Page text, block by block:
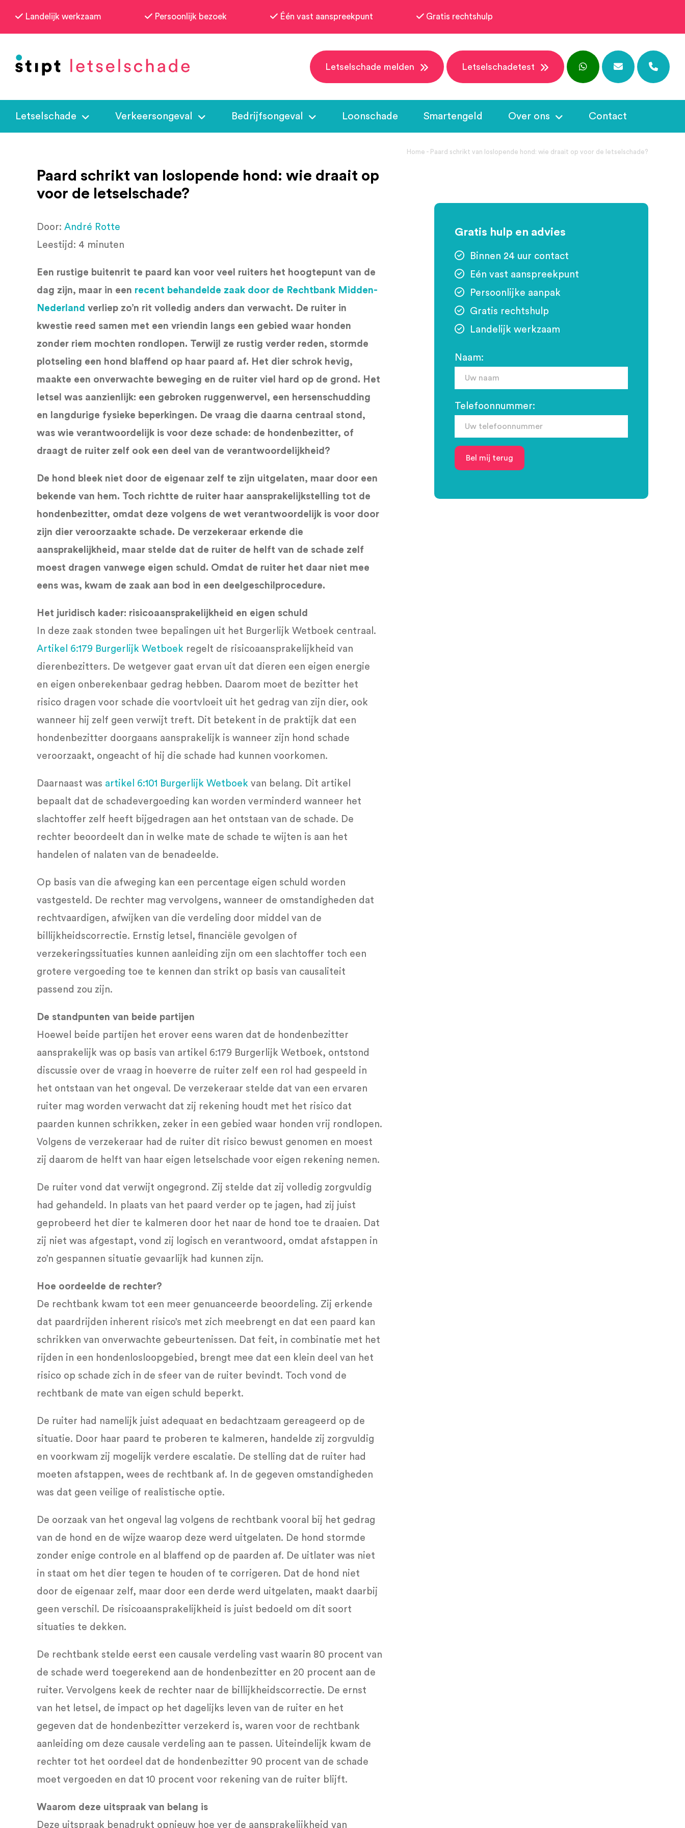
Landelijk werkzaam Persoonlijk bezoek Één vast aanspreekpunt Gratis rechtshulp
Letselschade melden Letselschadetest
Letselschade Verkeersongeval Bedrijfsongeval Loonschade Smartengeld Over ons Contact
Home - Paard schrikt van loslopende hond: wie draait op voor de letselschade?
Paard schrikt van loslopende hond: wie draait op
voor de letselschade?
Door: André Rotte
Leestijd: 4 minuten
Een rustige buitenrit te paard kan voor veel ruiters het hoogtepunt van de
dag zijn, maar in een recent behandelde zaak door de Rechtbank Midden-
Nederland verliep zo’n rit volledig anders dan verwacht. De ruiter in
kwestie reed samen met een vriendin langs een gebied waar honden
zonder riem mochten rondlopen. Terwijl ze rustig verder reden, stormde
plotseling een hond blaffend op haar paard af. Het dier schrok hevig,
maakte een onverwachte beweging en de ruiter viel hard op de grond. Het
letsel was aanzienlijk: een gebroken ruggenwervel, een hersenschudding
en langdurige fysieke beperkingen. De vraag die daarna centraal stond,
was wie verantwoordelijk is voor deze schade: de hondenbezitter, of
draagt de ruiter zelf ook een deel van de verantwoordelijkheid?
De hond bleek niet door de eigenaar zelf te zijn uitgelaten, maar door een
bekende van hem. Toch richtte de ruiter haar aansprakelijkstelling tot de
hondenbezitter, omdat deze volgens de wet verantwoordelijk is voor door
zijn dier veroorzaakte schade. De verzekeraar erkende die
aansprakelijkheid, maar stelde dat de ruiter de helft van de schade zelf
moest dragen vanwege eigen schuld. Omdat de ruiter het daar niet mee
eens was, kwam de zaak aan bod in een deelgeschilprocedure.
Het juridisch kader: risicoaansprakelijkheid en eigen schuld
In deze zaak stonden twee bepalingen uit het Burgerlijk Wetboek centraal.
Artikel 6:179 Burgerlijk Wetboek regelt de risicoaansprakelijkheid van
dierenbezitters. De wetgever gaat ervan uit dat dieren een eigen energie
en eigen onberekenbaar gedrag hebben. Daarom moet de bezitter het
risico dragen voor schade die voortvloeit uit het gedrag van zijn dier, ook
wanneer hij zelf geen verwijt treft. Dit betekent in de praktijk dat een
hondenbezitter doorgaans aansprakelijk is wanneer zijn hond schade
veroorzaakt, ongeacht of hij die schade had kunnen voorkomen.
Daarnaast was artikel 6:101 Burgerlijk Wetboek van belang. Dit artikel
bepaalt dat de schadevergoeding kan worden verminderd wanneer het
slachtoffer zelf heeft bijgedragen aan het ontstaan van de schade. De
rechter beoordeelt dan in welke mate de schade te wijten is aan het
handelen of nalaten van de benadeelde.
Op basis van die afweging kan een percentage eigen schuld worden
vastgesteld. De rechter mag vervolgens, wanneer de omstandigheden dat
rechtvaardigen, afwijken van die verdeling door middel van de
billijkheidscorrectie. Ernstig letsel, financiële gevolgen of
verzekeringssituaties kunnen aanleiding zijn om een slachtoffer toch een
grotere vergoeding toe te kennen dan strikt op basis van causaliteit
passend zou zijn.
De standpunten van beide partijen
Hoewel beide partijen het erover eens waren dat de hondenbezitter
aansprakelijk was op basis van artikel 6:179 Burgerlijk Wetboek, ontstond
discussie over de vraag in hoeverre de ruiter zelf een rol had gespeeld in
het ontstaan van het ongeval. De verzekeraar stelde dat van een ervaren
ruiter mag worden verwacht dat zij rekening houdt met het risico dat
paarden kunnen schrikken, zeker in een gebied waar honden vrij rondlopen.
Volgens de verzekeraar had de ruiter dit risico bewust genomen en moest
zij daarom de helft van haar eigen letselschade voor eigen rekening nemen.
De ruiter vond dat verwijt ongegrond. Zij stelde dat zij volledig zorgvuldig
had gehandeld. In plaats van het paard verder op te jagen, had zij juist
geprobeerd het dier te kalmeren door het naar de hond toe te draaien. Dat
zij niet was afgestapt, vond zij logisch en verantwoord, omdat afstappen in
zo’n gespannen situatie gevaarlijk had kunnen zijn.
Hoe oordeelde de rechter?
De rechtbank kwam tot een meer genuanceerde beoordeling. Zij erkende
dat paardrijden inherent risico’s met zich meebrengt en dat een paard kan
schrikken van onverwachte gebeurtenissen. Dat feit, in combinatie met het
rijden in een hondenlosloopgebied, brengt mee dat een klein deel van het
risico op schade zich in de sfeer van de ruiter bevindt. Toch vond de
rechtbank de mate van eigen schuld beperkt.
De ruiter had namelijk juist adequaat en bedachtzaam gereageerd op de
situatie. Door haar paard te proberen te kalmeren, handelde zij zorgvuldig
en voorkwam zij mogelijk verdere escalatie. De stelling dat de ruiter had
moeten afstappen, wees de rechtbank af. In de gegeven omstandigheden
was dat geen veilige of realistische optie.
De oorzaak van het ongeval lag volgens de rechtbank vooral bij het gedrag
van de hond en de wijze waarop deze werd uitgelaten. De hond stormde
zonder enige controle en al blaffend op de paarden af. De uitlater was niet
in staat om het dier tegen te houden of te corrigeren. Dat de hond niet
door de eigenaar zelf, maar door een derde werd uitgelaten, maakt daarbij
geen verschil. De risicoaansprakelijkheid is juist bedoeld om dit soort
situaties te dekken.
De rechtbank stelde eerst een causale verdeling vast waarin 80 procent van
de schade werd toegerekend aan de hondenbezitter en 20 procent aan de
ruiter. Vervolgens keek de rechter naar de billijkheidscorrectie. De ernst
van het letsel, de impact op het dagelijks leven van de ruiter en het
gegeven dat de hondenbezitter verzekerd is, waren voor de rechtbank
aanleiding om deze causale verdeling aan te passen. Uiteindelijk kwam de
rechter tot het oordeel dat de hondenbezitter 90 procent van de schade
moet vergoeden en dat 10 procent voor rekening van de ruiter blijft.
Waarom deze uitspraak van belang is
Deze uitspraak benadrukt opnieuw hoe ver de aansprakelijkheid van
Gratis hulp en advies
Binnen 24 uur contact
Eén vast aanspreekpunt
Persoonlijke aanpak
Gratis rechtshulp
Landelijk werkzaam
Naam:
Telefoonnummer: